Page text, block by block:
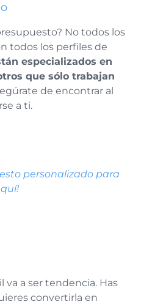
No todos los
todos los perfiles de
especializados en
que sólo trabajan
de encontrar al
a ti.
personalizado para
a ser tendencia. Has
convertirla en